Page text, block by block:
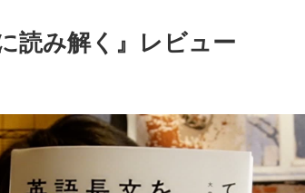
読み解く』レビュー